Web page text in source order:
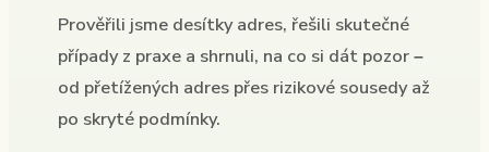
Prověřili jsme desítky adres, řešili skutečné
případy z praxe a shrnuli, na co si dát pozor –
od přetížených adres přes rizikové sousedy až
po skryté podmínky.